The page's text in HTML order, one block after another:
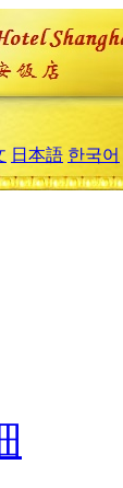
日本語 한국어